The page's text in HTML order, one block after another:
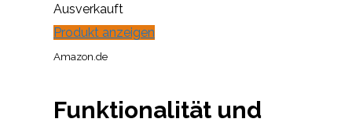
Ausverkauft
Produkt anzeigen
Amazon.de
Funktionalität und